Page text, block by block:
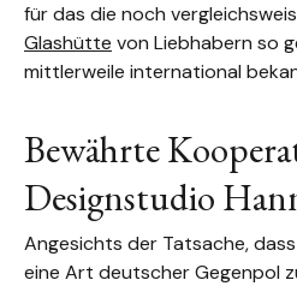
für das die noch
Glashütte von Liebhabern so
mittlerweile international
Bewährte
Designstudio
Angesichts der Tatsache,
eine Art deutscher Gegenpol